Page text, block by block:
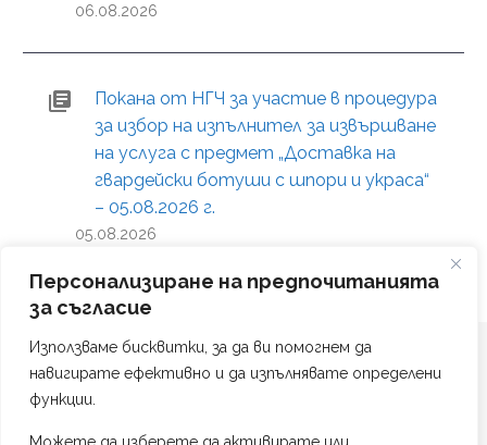
Персонализиране на предпочитанията
за съгласие
Използваме бисквитки, за да ви помогнем да
навигирате ефективно и да изпълнявате определени
функции.
06.08.2026
Покана от НГЧ за участие в процедура
за избор на изпълнител за извършване
на услуга с предмет „Доставка на
гвардейски ботуши с шпори и украса“
– 05.08.2026 г.
05.08.2026